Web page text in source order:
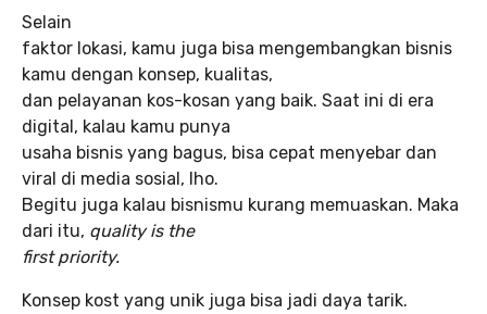
Selain
faktor lokasi, kamu juga bisa mengembangkan bisnis
kamu dengan konsep, kualitas,
dan pelayanan kos-kosan yang baik. Saat ini di era
digital, kalau kamu punya
usaha bisnis yang bagus, bisa cepat menyebar dan
viral di media sosial, lho.
Begitu juga kalau bisnismu kurang memuaskan. Maka
dari itu, quality is the
first priority.
Konsep kost yang unik juga bisa jadi daya tarik.